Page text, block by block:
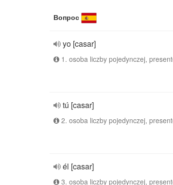
Вопрос
yo [casar]
1. osoba liczby pojedynczej,
tú [casar]
2. osoba liczby pojedynczej,
él [casar]
3. osoba liczby pojedynczej,